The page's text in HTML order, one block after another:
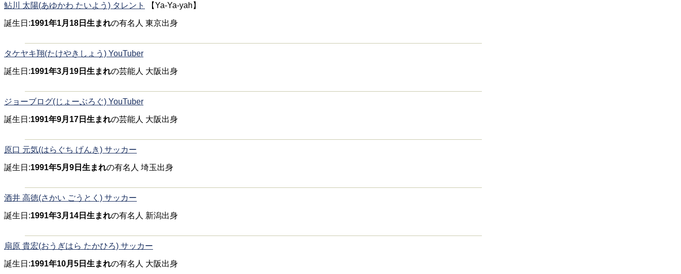
鮎川 太陽(あゆかわ たいよう) タレント 【Ya-Ya-yah】
誕生日:1991年1月18日生まれの有名人 東京出身
タケヤキ翔(たけやきしょう) YouTuber
誕生日:1991年3月19日生まれの芸能人 大阪出身
ジョーブログ(じょーぶろぐ) YouTuber
誕生日:1991年9月17日生まれの芸能人 大阪出身
原口 元気(はらぐち げんき) サッカー
誕生日:1991年5月9日生まれの有名人 埼玉出身
酒井 高徳(さかい ごうとく) サッカー
誕生日:1991年3月14日生まれの有名人 新潟出身
扇原 貴宏(おうぎはら たかひろ) サッカー
誕生日:1991年10月5日生まれの有名人 大阪出身